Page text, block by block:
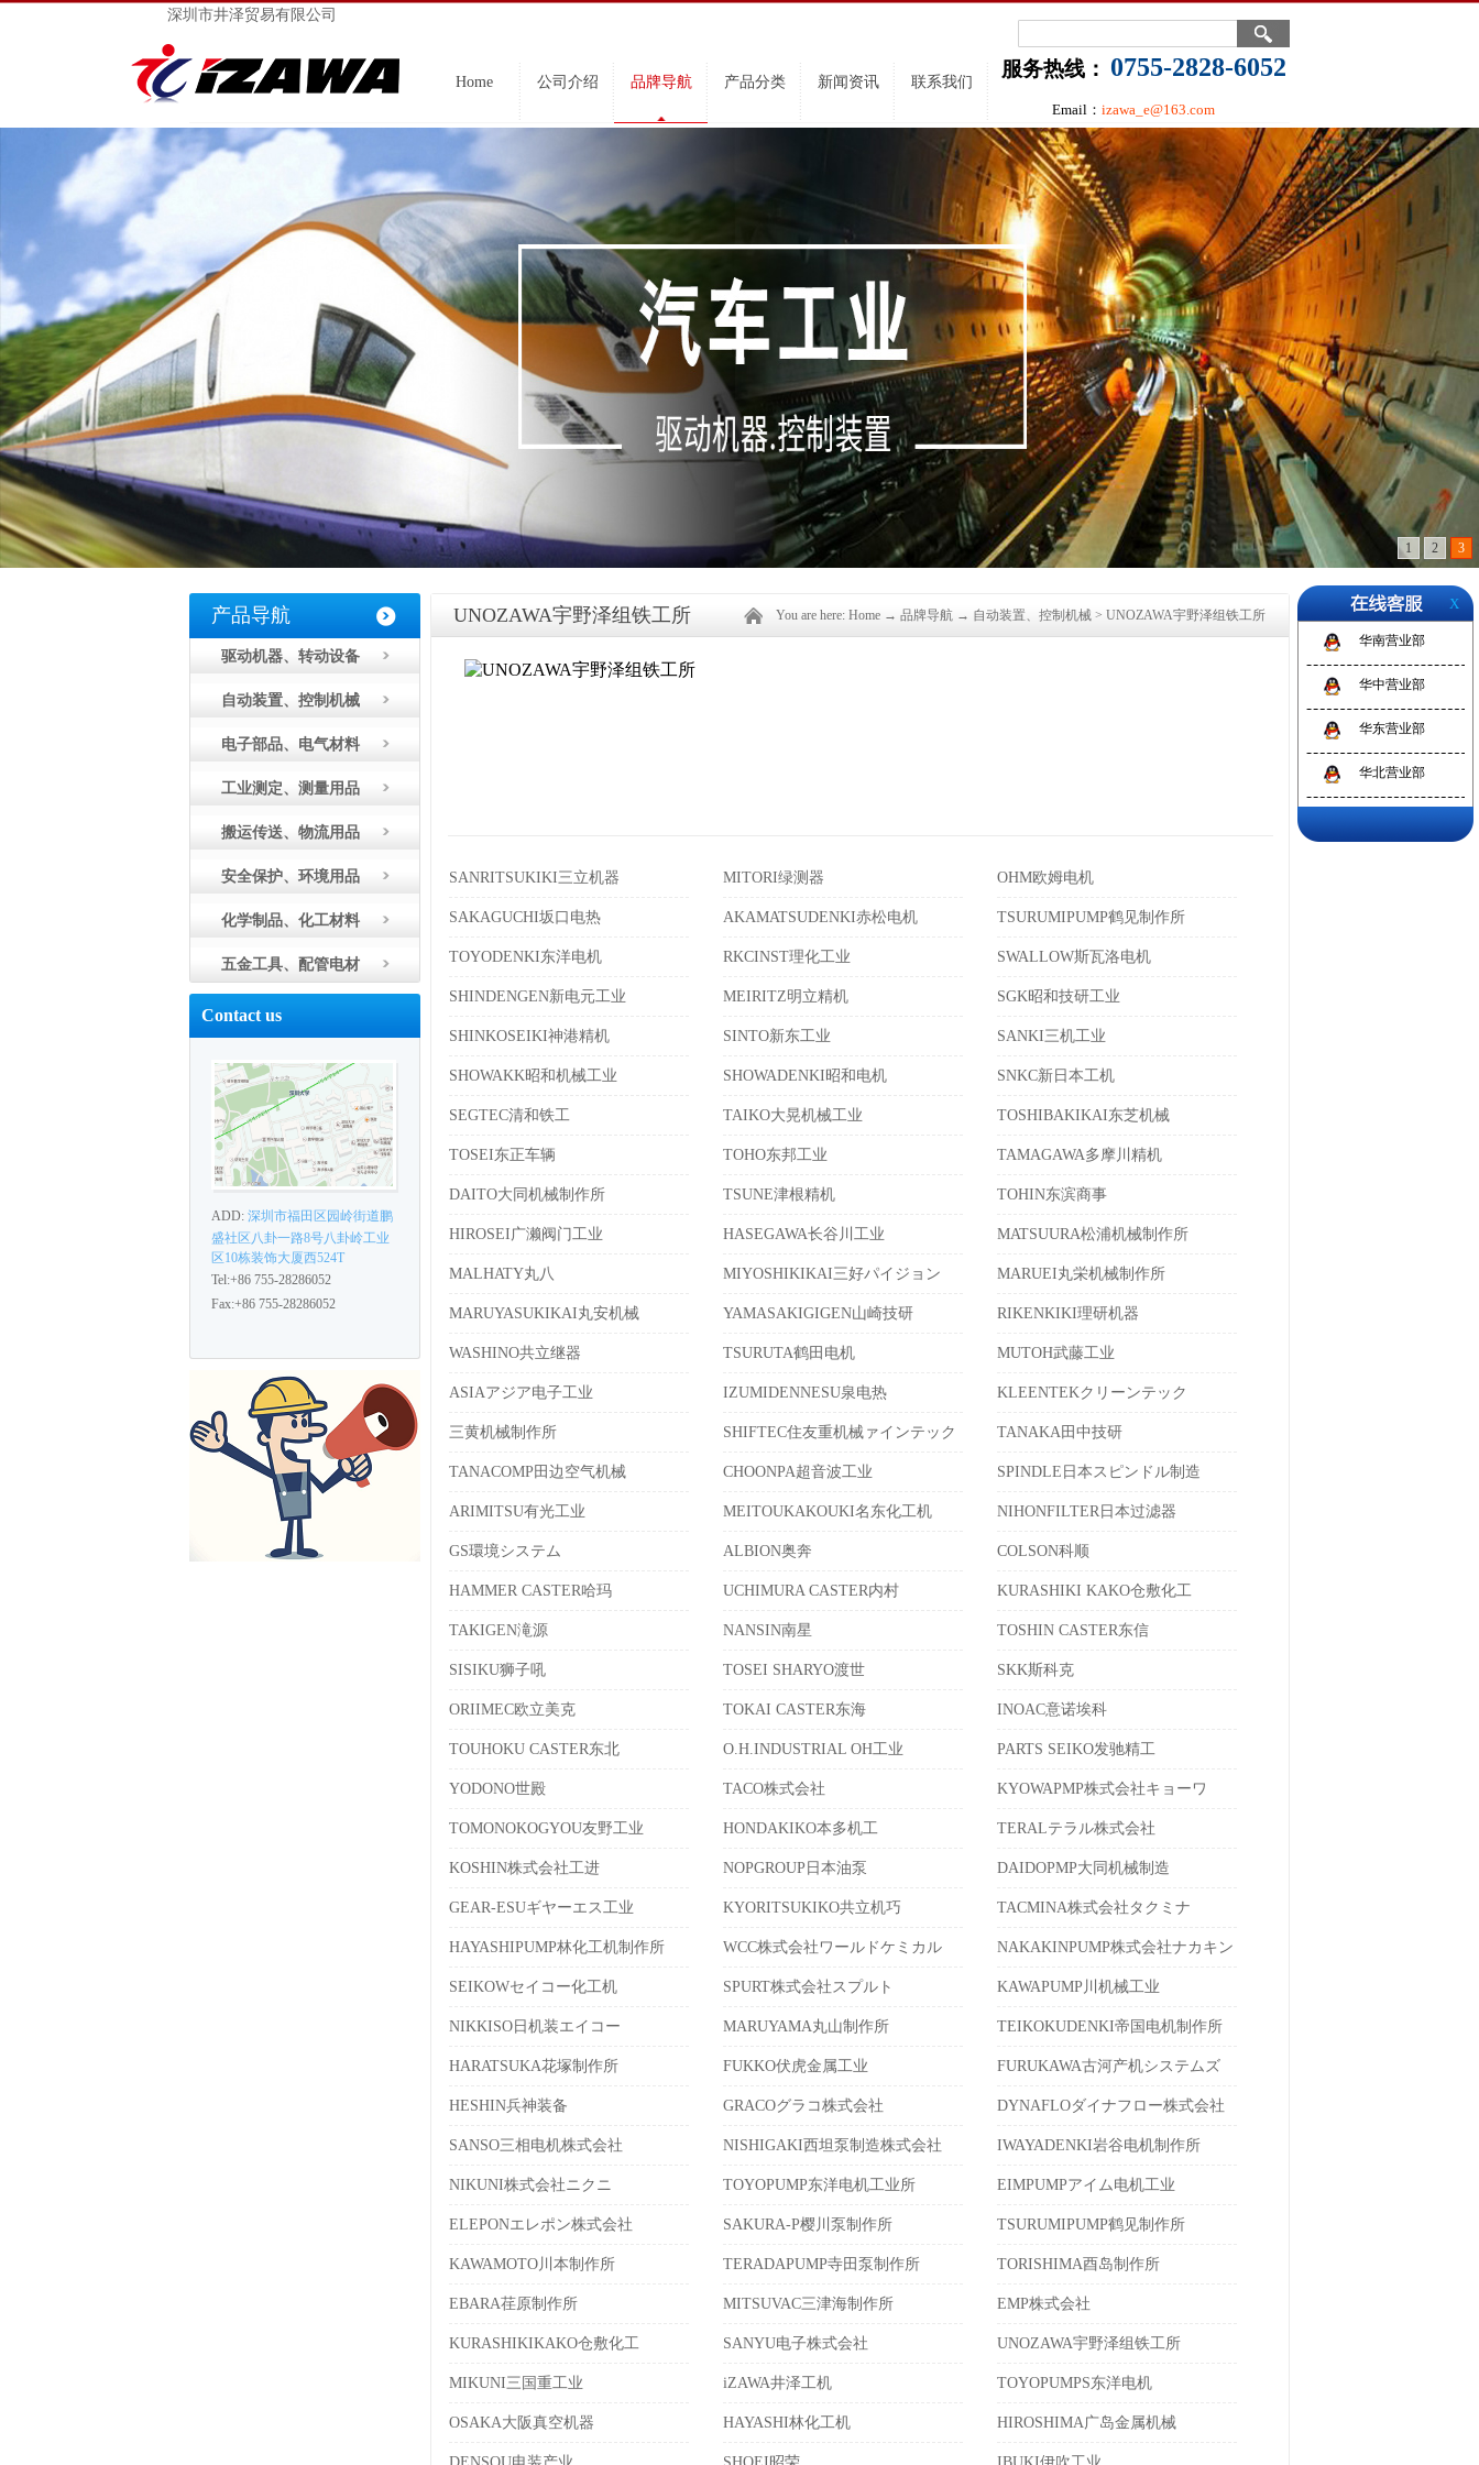
深圳市井泽贸易有限公司
服务热线： 0755-2828-6052
Email： izawa_e@163.com
Home 公司介绍 品牌导航 产品分类 新闻资讯 联系我们
1 2 3
产品导航
驱动机器、转动设备
自动装置、控制机械
电子部品、电气材料
工业测定、测量用品
搬运传送、物流用品
安全保护、环境用品
化学制品、化工材料
五金工具、配管电材
Contact us
ADD: 深圳市福田区园岭街道鹏
盛社区八卦一路8号八卦岭工业
区10栋装饰大厦西524T
Tel:+86 755-28286052
Fax:+86 755-28286052
UNOZAWA宇野泽组铁工所 You are here: Home → 品牌导航 → 自动装置、控制机械 > UNOZAWA宇野泽组铁工所
SANRITSUKIKI三立机器 MITORI绿测器 OHM欧姆电机
SAKAGUCHI坂口电热 AKAMATSUDENKI赤松电机 TSURUMIPUMP鹤见制作所
TOYODENKI东洋电机 RKCINST理化工业 SWALLOW斯瓦洛电机
SHINDENGEN新电元工业 MEIRITZ明立精机 SGK昭和技研工业
SHINKOSEIKI神港精机 SINTO新东工业 SANKI三机工业
SHOWAKK昭和机械工业 SHOWADENKI昭和电机 SNKC新日本工机
SEGTEC清和铁工 TAIKO大晃机械工业 TOSHIBAKIKAI东芝机械
TOSEI东正车辆 TOHO东邦工业 TAMAGAWA多摩川精机
DAITO大同机械制作所 TSUNE津根精机 TOHIN东滨商事
HIROSEI广濑阀门工业 HASEGAWA长谷川工业 MATSUURA松浦机械制作所
MALHATY丸八 MIYOSHIKIKAI三好パイジョン MARUEI丸栄机械制作所
MARUYASUKIKAI丸安机械 YAMASAKIGIGEN山崎技研 RIKENKIKI理研机器
WASHINO共立继器 TSURUTA鹤田电机 MUTOH武藤工业
ASIAアジア电子工业 IZUMIDENNESU泉电热 KLEENTEKクリーンテック
三黄机械制作所 SHIFTEC住友重机械ァインテック TANAKA田中技研
TANACOMP田边空气机械 CHOONPA超音波工业 SPINDLE日本スピンドル制造
ARIMITSU有光工业 MEITOUKAKOUKI名东化工机 NIHONFILTER日本过滤器
GS環境システム ALBION奥奔 COLSON科顺
HAMMER CASTER哈玛 UCHIMURA CASTER内村 KURASHIKI KAKO仓敷化工
TAKIGEN滝源 NANSIN南星 TOSHIN CASTER东信
SISIKU狮子吼 TOSEI SHARYO渡世 SKK斯科克
ORIIMEC欧立美克 TOKAI CASTER东海 INOAC意诺埃科
TOUHOKU CASTER东北 O.H.INDUSTRIAL OH工业 PARTS SEIKO发驰精工
YODONO世殿 TACO株式会社 KYOWAPMP株式会社キョーワ
TOMONOKOGYOU友野工业 HONDAKIKO本多机工 TERALテラル株式会社
KOSHIN株式会社工进 NOPGROUP日本油泵 DAIDOPMP大同机械制造
GEAR-ESUギヤーエス工业 KYORITSUKIKO共立机巧 TACMINA株式会社タクミナ
HAYASHIPUMP林化工机制作所 WCC株式会社ワールドケミカル NAKAKINPUMP株式会社ナカキン
SEIKOWセイコー化工机 SPURT株式会社スプルト KAWAPUMP川机械工业
NIKKISO日机装エイコー MARUYAMA丸山制作所 TEIKOKUDENKI帝国电机制作所
HARATSUKA花塚制作所 FUKKO伏虎金属工业 FURUKAWA古河产机システムズ
HESHIN兵神装备 GRACOグラコ株式会社 DYNAFLOダイナフロー株式会社
SANSO三相电机株式会社 NISHIGAKI西坦泵制造株式会社 IWAYADENKI岩谷电机制作所
NIKUNI株式会社ニクニ TOYOPUMP东洋电机工业所 EIMPUMPアイム电机工业
ELEPONエレポン株式会社 SAKURA-P樱川泵制作所 TSURUMIPUMP鹤见制作所
KAWAMOTO川本制作所 TERADAPUMP寺田泵制作所 TORISHIMA酉岛制作所
EBARA荏原制作所 MITSUVAC三津海制作所 EMP株式会社
KURASHIKIKAKO仓敷化工 SANYU电子株式会社 UNOZAWA宇野泽组铁工所
MIKUNI三国重工业 iZAWA井泽工机 TOYOPUMPS东洋电机
OSAKA大阪真空机器 HAYASHI林化工机 HIROSHIMA广岛金属机械
X
华南营业部
华中营业部
华东营业部
华北营业部